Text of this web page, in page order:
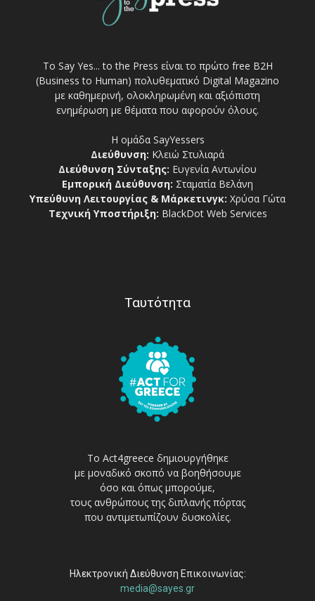
Το Say Yes... to the Press είναι το πρώτο free Β2Η
(Business to Human) πολυθεματικό Digital Magazino
με καθημερινή, ολοκληρωμένη και αξιόπιστη
ενημέρωση με θέματα που αφορούν όλους.
Η ομάδα SayYessers
Διεύθυνση: Κλειώ Στυλιαρά
Διεύθυνση Σύνταξης: Ευγενία Αντωνίου
Εμπορική Διεύθυνση: Σταματία Βελάνη
Υπεύθυνη Λειτουργίας & Μάρκετινγκ: Χρύσα Γώτα
Τεχνική Υποστήριξη: BlackDot Web Services
Ταυτότητα
Το Act4greece δημιουργήθηκε
με μοναδικό σκοπό να βοηθήσουμε
όσο και όπως μπορούμε,
τους ανθρώπους της διπλανής πόρτας
που αντιμετωπίζουν δυσκολίες.
Ηλεκτρονική Διεύθυνση Επικοινωνίας:
media@sayes.gr